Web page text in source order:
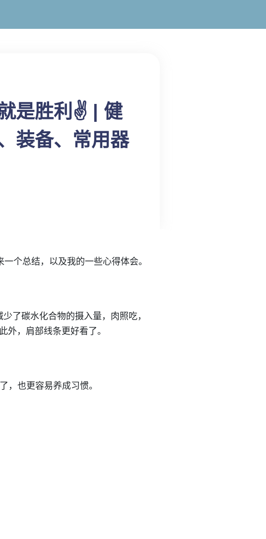
是胜利✌️ | 健
装备、常用器
个总结，以及我的一些心得体会。
了碳水化合物的摄入量，肉照吃，
，肩部线条更好看了。
，也更容易养成习惯。